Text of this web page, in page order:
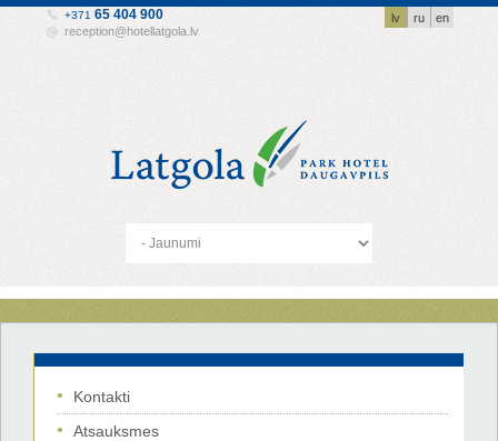
lv ru en
+371 65 404 900
reception@hotellatgola.lv
Kontakti
Atsauksmes